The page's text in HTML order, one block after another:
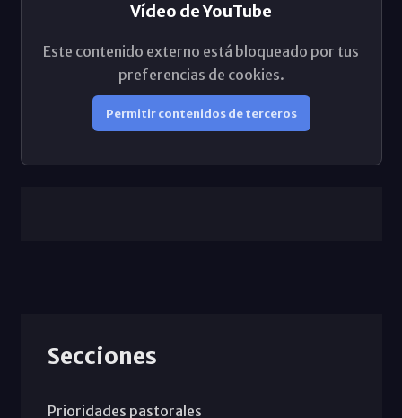
Vídeo de YouTube
Este contenido externo está bloqueado por tus
preferencias de cookies.
Permitir contenidos de terceros
Secciones
Prioridades pastorales